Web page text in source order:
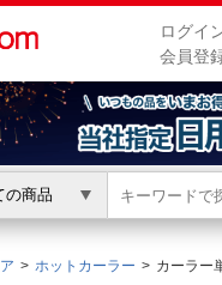
ログイ
会員登
の商品
ン ホットカーラー カーラー